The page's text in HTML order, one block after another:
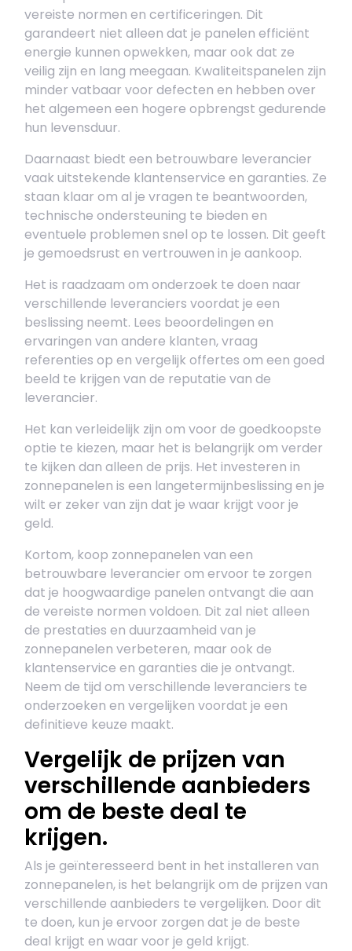
vereiste normen en certificeringen. Dit
garandeert niet alleen dat je panelen efficiënt
energie kunnen opwekken, maar ook dat ze
veilig zijn en lang meegaan. Kwaliteitspanelen zijn
minder vatbaar voor defecten en hebben over
het algemeen een hogere opbrengst gedurende
hun levensduur.
Daarnaast biedt een betrouwbare leverancier
vaak uitstekende klantenservice en garanties. Ze
staan klaar om al je vragen te beantwoorden,
technische ondersteuning te bieden en
eventuele problemen snel op te lossen. Dit geeft
je gemoedsrust en vertrouwen in je aankoop.
Het is raadzaam om onderzoek te doen naar
verschillende leveranciers voordat je een
beslissing neemt. Lees beoordelingen en
ervaringen van andere klanten, vraag
referenties op en vergelijk offertes om een goed
beeld te krijgen van de reputatie van de
leverancier.
Het kan verleidelijk zijn om voor de goedkoopste
optie te kiezen, maar het is belangrijk om verder
te kijken dan alleen de prijs. Het investeren in
zonnepanelen is een langetermijnbeslissing en je
wilt er zeker van zijn dat je waar krijgt voor je
geld.
Kortom, koop zonnepanelen van een
betrouwbare leverancier om ervoor te zorgen
dat je hoogwaardige panelen ontvangt die aan
de vereiste normen voldoen. Dit zal niet alleen
de prestaties en duurzaamheid van je
zonnepanelen verbeteren, maar ook de
klantenservice en garanties die je ontvangt.
Neem de tijd om verschillende leveranciers te
onderzoeken en vergelijken voordat je een
definitieve keuze maakt.
Vergelijk de prijzen van
verschillende aanbieders
om de beste deal te
krijgen.
Als je geïnteresseerd bent in het installeren van
zonnepanelen, is het belangrijk om de prijzen van
verschillende aanbieders te vergelijken. Door dit
te doen, kun je ervoor zorgen dat je de beste
deal krijgt en waar voor je geld krijgt.